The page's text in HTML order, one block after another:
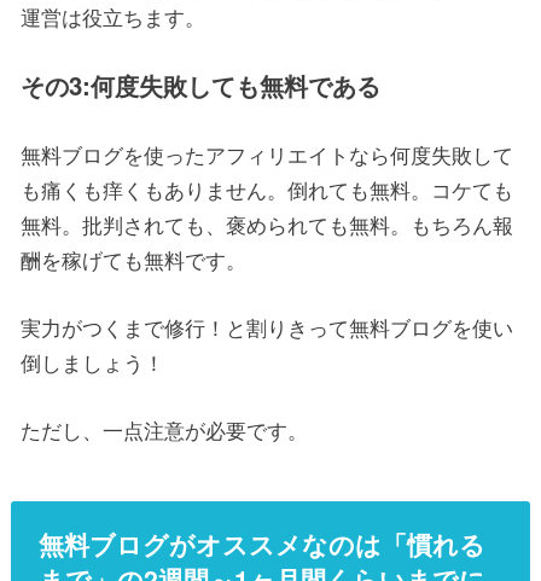
運営は役立ちます。
その3:何度失敗しても無料である
無料ブログを使ったアフィリエイトなら何度失敗して
も痛くも痒くもありません。倒れても無料。コケても
無料。批判されても、褒められても無料。もちろん報
酬を稼げても無料です。
実力がつくまで修行！と割りきって無料ブログを使い
倒しましょう！
ただし、一点注意が必要です。
無料ブログがオススメなのは「慣れる